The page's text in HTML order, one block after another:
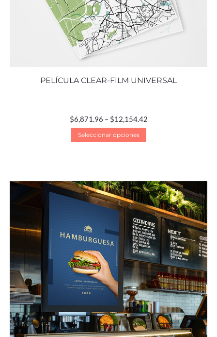
PELÍCULA CLEAR-FILM UNIVERSAL
$6,871.96 – $12,154.42
Seleccionar opciones